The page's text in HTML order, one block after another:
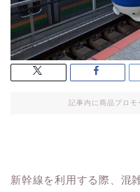
記事内に商品プロモ
新幹線を利用する際、混